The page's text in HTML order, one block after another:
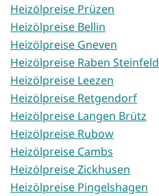
Heizölpreise Prüzen
Heizölpreise Bellin
Heizölpreise Gneven
Heizölpreise Raben Steinfeld
Heizölpreise Leezen
Heizölpreise Retgendorf
Heizölpreise Langen Brütz
Heizölpreise Rubow
Heizölpreise Cambs
Heizölpreise Zickhusen
Heizölpreise Pingelshagen